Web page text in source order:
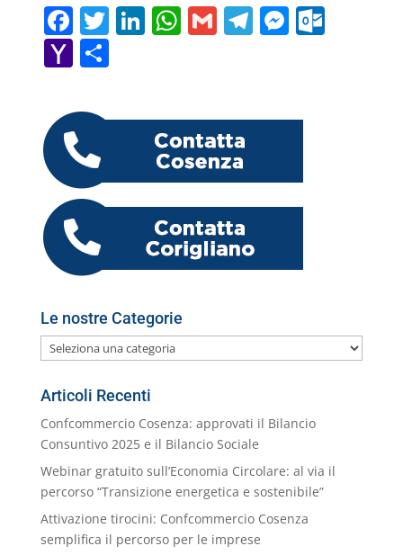
F
a
c
e
b
o
o
k
T
w
itt
Li
dI
n
W
A
p
p
G T M
er
O
Y
h
o
o
M
ai
l
C
n
di
Le nostre Categorie
Le
nostre
Categorie
Articoli Recenti
Confcommercio Cosenza: approvati il Bilancio
Consuntivo 2025 e il Bilancio Sociale
Webinar gratuito sull’Economia Circolare: al via il
percorso “Transizione energetica e sostenibile”
Attivazione tirocini: Confcommercio Cosenza
semplifica il percorso per le imprese